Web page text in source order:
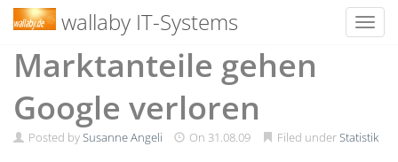
Skip
wallaby IT-Systems
Marktanteile gehen
Google verloren
Posted bySusanne Angeli On 31.08.09 Filed underStatistik